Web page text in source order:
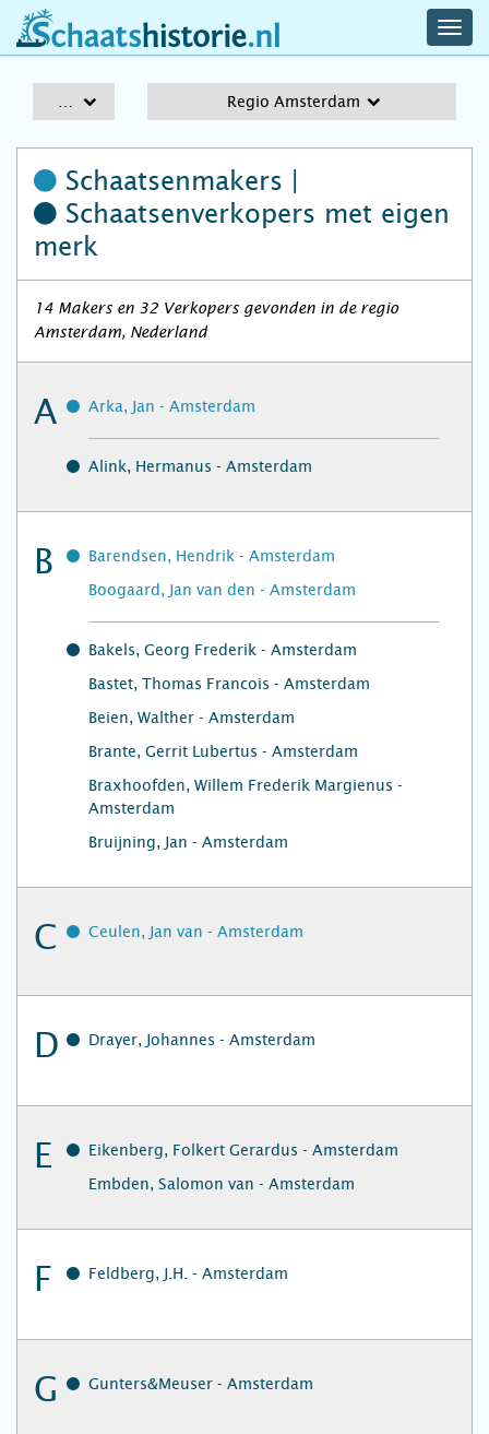
schaatshistorie.nl
Regio Amsterdam
Schaatsenmakers |
Schaatsenverkopers met eigen
merk
14 Makers en 32 Verkopers gevonden in de regio
Amsterdam, Nederland
A Arka, Jan - Amsterdam
Alink, Hermanus - Amsterdam
B
Barendsen, Hendrik - Amsterdam
Boogaard, Jan van den - Amsterdam
Bakels, Georg Frederik - Amsterdam
Bastet, Thomas Francois - Amsterdam
Beien, Walther - Amsterdam
Brante, Gerrit Lubertus - Amsterdam
Braxhoofden, Willem Frederik Margienus -
Amsterdam
Bruijning, Jan - Amsterdam
C Ceulen, Jan van - Amsterdam
D Drayer, Johannes - Amsterdam
E
Eikenberg, Folkert Gerardus - Amsterdam
Embden, Salomon van - Amsterdam
F Feldberg, J.H. - Amsterdam
G Gunters&Meuser - Amsterdam